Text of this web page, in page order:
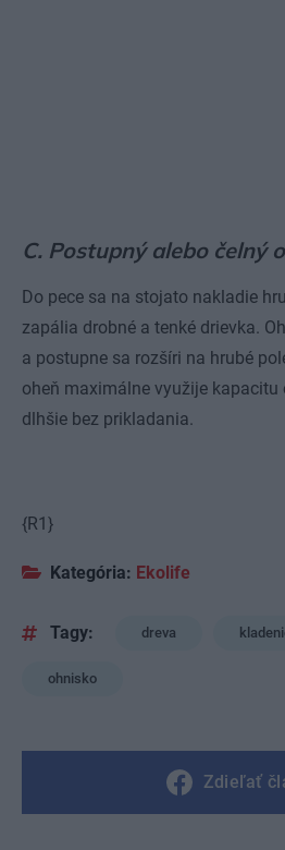
C. Postupný alebo čelný
Do pece sa na stojato nakladie
zapália drobné a tenké drievka.
a postupne sa rozšíri na hrubé
oheň maximálne využije
dlhšie bez prikladania.
{R1}
Kategória: Ekolife
Tagy: dreva
ohnisko
Zdieľať